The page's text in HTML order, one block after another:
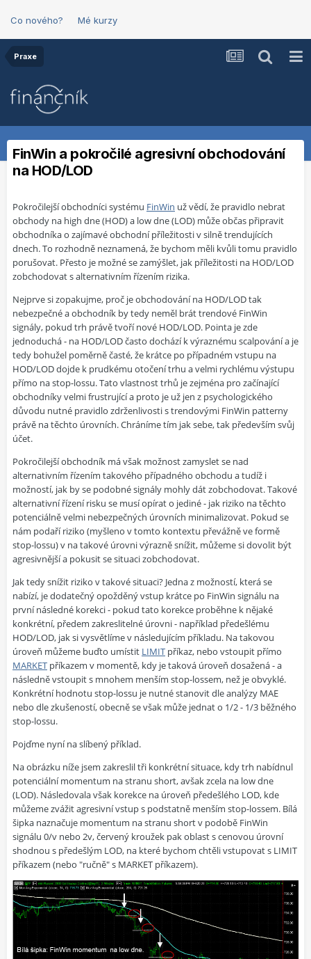
Co nového? Mé kurzy
Praxe
FinWin a pokročilé agresivní obchodování
na HOD/LOD
Pokročilejší obchodníci systému FinWin už vědí, že pravidlo nebrat
obchody na high dne (HOD) a low dne (LOD) může občas připravit
obchodníka o zajímavé obchodní příležitosti v silně trendujících
dnech. To rozhodně neznamená, že bychom měli kvůli tomu pravidlo
porušovat. Přesto je možné se zamýšlet, jak příležitosti na HOD/LOD
zobchodovat s alternativním řízením rizika.
Nejprve si zopakujme, proč je obchodování na HOD/LOD tak
nebezpečné a obchodník by tedy neměl brát trendové FinWin
signály, pokud trh právě tvoří nové HOD/LOD. Pointa je zde
jednoduchá - na HOD/LOD často dochází k výraznému scalpování a je
tedy bohužel poměrně časté, že krátce po případném vstupu na
HOD/LOD dojde k prudkému otočení trhu a velmi rychlému výstupu
přímo na stop-lossu. Tato vlastnost trhů je zejména pro začínající
obchodníky velmi frustrující a proto je už jen z psychologického
důvodu nutné pravidlo zdrženlivosti s trendovými FinWin patterny
právě na těchto úrovních. Chráníme tím jak sebe, tak především svůj
účet.
Pokročilejší obchodník má však možnost zamyslet se nad
alternativním řízením takového případného obchodu a tudíž i
možností, jak by se podobné signály mohly dát zobchodovat. Takové
alternativní řízení risku se musí opírat o jediné - jak riziko na těchto
potenciálně velmi nebezpečných úrovních minimalizovat. Pokud se
nám podaří riziko (myšleno v tomto kontextu převážně ve formě
stop-lossu) v na takové úrovni výrazně snížit, můžeme si dovolit být
agresivnější a pokusit se situaci zobchodovat.
Jak tedy snížit riziko v takové situaci? Jedna z možností, která se
nabízí, je dodatečný opožděný vstup krátce po FinWin signálu na
první následné korekci - pokud tato korekce proběhne k nějaké
konkrétní, předem zakreslitelné úrovni - například předešlému
HOD/LOD, jak si vysvětlíme v následujícím příkladu. Na takovou
úroveň můžeme buďto umístit LIMIT příkaz, nebo vstoupit přímo
MARKET příkazem v momentě, kdy je taková úroveň dosažená - a
následně vstoupit s mnohem menším stop-lossem, než je obvyklé.
Konkrétní hodnotu stop-lossu je nutné stanovit dle analýzy MAE
nebo dle zkušeností, obecně se však může jednat o 1/2 - 1/3 běžného
stop-lossu.
Pojďme nyní na slíbený příklad.
Na obrázku níže jsem zakreslil tři konkrétní situace, kdy trh nabídnul
potenciální momentum na stranu short, avšak zcela na low dne
(LOD). Následovala však korekce na úroveň předešlého LOD, kde
můžeme zvážit agresivní vstup s podstatně menším stop-lossem. Bílá
šipka naznačuje momentum na stranu short v podobě FinWin
signálu 0/v nebo 2v, červený kroužek pak oblast s cenovou úrovní
shodnou s předešlým LOD, na které bychom chtěli vstupovat s LIMIT
příkazem (nebo "ručně" s MARKET příkazem).